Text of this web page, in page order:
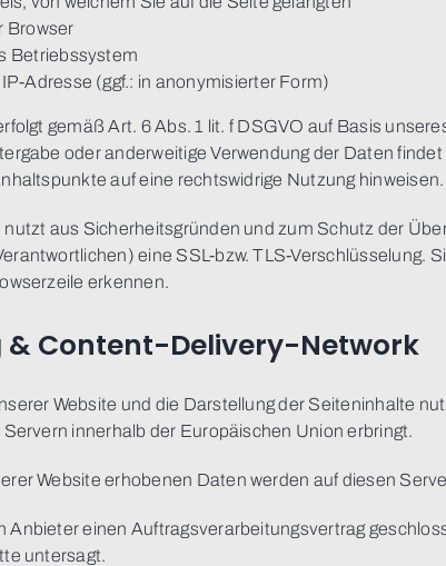
Browser
Betriebssystem
Adresse (ggf.: in anonymisierter Form)
gemäß Art. 6 Abs. 1 lit. f DSGVO auf Basis
oder anderweitige Verwendung der Daten
auf eine rechtswidrige Nutzung hinweisen.
nutzt aus Sicherheitsgründen und zum Schutz der
eine SSL-bzw. TLS-Verschlüsselung.
erkennen.
& Content-Delivery-Network
Website und die Darstellung der Seiteninhalte
innerhalb der Europäischen Union erbringt.
Website erhobenen Daten werden auf diesen
Anbieter einen Auftragsverarbeitungsvertrag
untersagt.